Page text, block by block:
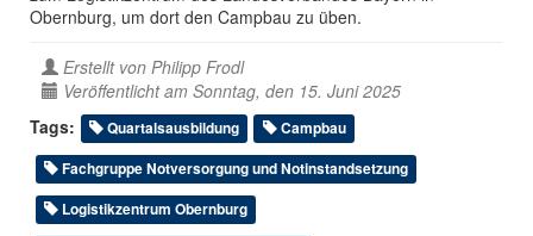
Obernburg, um dort den Campbau zu üben.
Erstellt von Philipp Frodl
Veröffentlicht am Sonntag, den 15. Juni 2025
Tags:
Quartalsausbildung
Campbau
Fachgruppe Notversorgung und Notinstandsetzung
Logistikzentrum Obernburg